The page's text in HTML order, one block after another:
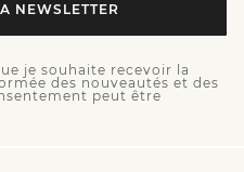
NEWSLETTER
je souhaite recevoir la
des nouveautés et des
peut être